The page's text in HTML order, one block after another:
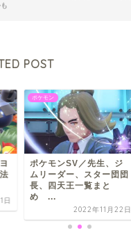
POST
日
ポケモン
ポケモンSV／先生、ジ
ムリーダー、スター団団
長、四天王一覧まと
め ...
2022年11月22日